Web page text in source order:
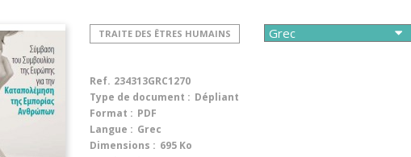
TRAITE DES ÊTRES HUMAINS
Ref. 234313GRC1270
Type de document : Dépliant
Format : PDF
Langue : Grec
Dimensions : 695 Ko